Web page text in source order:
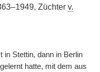
Züchter v.
in Stettin, dann in Berlin
hatte, mit dem aus